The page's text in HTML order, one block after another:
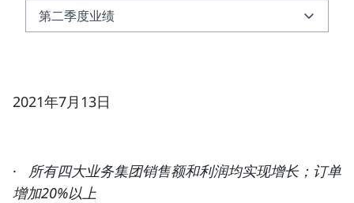
第二季度业绩
2021年7月13日
· 所有四大业务集团销售额和利润均实现增长；订单
增加20%以上